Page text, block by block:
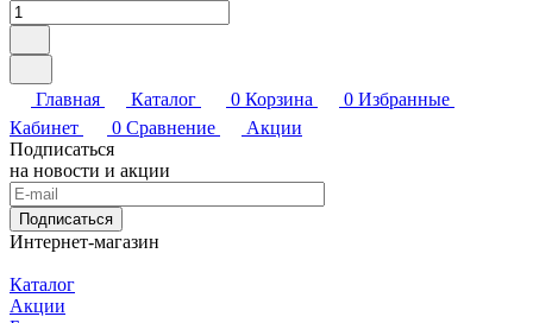
Главная Каталог 0 Корзина 0 Избранные
Кабинет
0 Сравнение
Акции
Подписаться
на новости и акции
Подписаться
Интернет-магазин
Каталог
Акции